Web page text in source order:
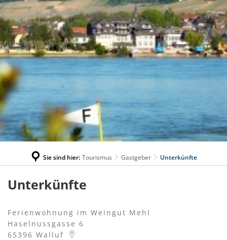
Sie sind hier: Tourismus Gastgeber Unterkünfte
Unterkünfte
Unterkünfte
Ferienwohnung im Weingut Mehl
Haselnussgasse 6
65396 Walluf